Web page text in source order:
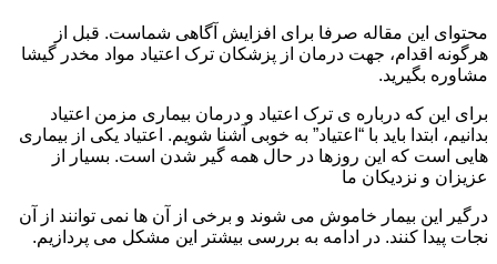
محتوای این مقاله صرفا برای افزایش آگاهی شماست. قبل از
هرگونه اقدام، جهت درمان از پزشکان ترک اعتیاد مواد مخدر گیشا
مشاوره بگیرید.
برای این که درباره ی ترک اعتیاد و درمان بیماری مزمن اعتیاد
بدانیم، ابتدا باید با “اعتیاد” به خوبی آشنا شویم. اعتیاد یکی از بیماری
هایی است که این روزها در حال همه گیر شدن است. بسیار از
عزیزان و نزدیکان ما
درگیر این بیمار خاموش می شوند و برخی از آن ها نمی توانند از آن
نجات پیدا کنند. در ادامه به بررسی بیشتر این مشکل می پردازیم.